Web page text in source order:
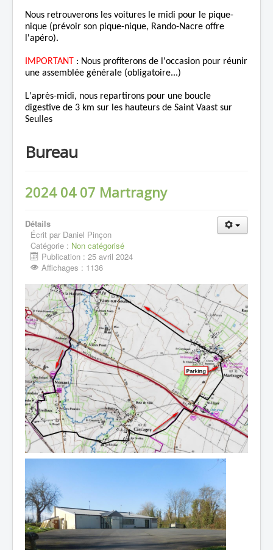
Nous retrouverons les voitures le midi pour le pique-
nique (prévoir son pique-nique, Rando-Nacre offre
l'apéro).
IMPORTANT : Nous profiterons de l'occasion pour réunir
une assemblée générale (obligatoire...)
L'après-midi, nous repartirons pour une boucle
digestive de 3 km sur les hauteurs de Saint Vaast sur
Seulles
Bureau
2024 04 07 Martragny
Détails
Écrit par Daniel Pinçon
Catégorie : Non catégorisé
Publication : 25 avril 2024
Affichages : 1136